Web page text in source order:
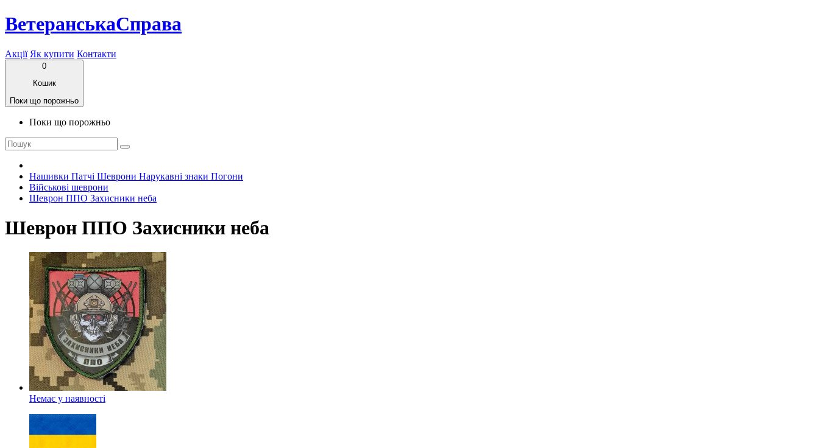
ВетеранськаСправа
Акції Як купити Контакти
0
Кошик
Поки що порожньо
Поки що порожньо
Нашивки Патчі Шеврони Нарукавні знаки Погони
Військові шеврони
Шеврон ППО Захисники неба
Шеврон ППО Захисники неба
Немає у наявності